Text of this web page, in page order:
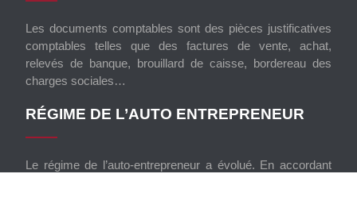
Les documents comptables sont des pièces justificatives
comptables telles que des factures de vente, achat,
relevés de banque, brouillard de caisse, bordereau des
charges sociales…
RÉGIME DE L’AUTO ENTREPRENEUR
Le régime de l’auto-entrepreneur a évolué. En accordant